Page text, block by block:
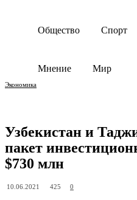
Общество Спорт
Мнение Мир
Экономика
Узбекистан и
пакет
$730 млн
10.06.2021 425 0